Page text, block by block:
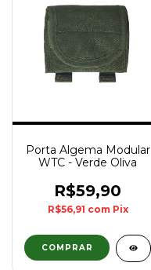
Porta Algema Modular
WTC - Verde Oliva
R$59,90
R$56,91 com Pix